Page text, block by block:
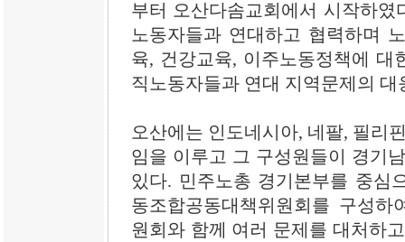
부터 오산다솜교회에서 시작하
노동자들과 연대하고 협력하며
육, 건강교육, 이주노동정책에 대
직노동자들과 연대 지역문제의 대
오산에는 인도네시아, 네팔, 필리
임을 이루고 그 구성원들이 경기
있다. 민주노총 경기본부를 중심
동조합공동대책위원회를 구성
원회와 함께 여러 문제를 대처하